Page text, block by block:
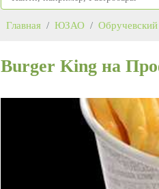
Главная ЮЗАО Обручевский
Burger King на